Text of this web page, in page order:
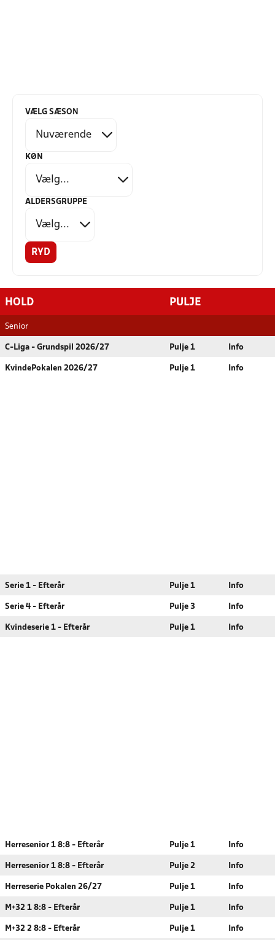
VÆLG SÆSON
KØN
ALDERSGRUPPE
RYD
HOLD PULJE
Senior
C-Liga - Grundspil 2026/27 Pulje 1 Info
KvindePokalen 2026/27 Pulje 1 Info
Serie 1 - Efterår Pulje 1 Info
Serie 4 - Efterår Pulje 3 Info
Kvindeserie 1 - Efterår Pulje 1 Info
Herresenior 1 8:8 - Efterår Pulje 1 Info
Herresenior 1 8:8 - Efterår Pulje 2 Info
Herreserie Pokalen 26/27 Pulje 1 Info
M+32 1 8:8 - Efterår Pulje 1 Info
M+32 2 8:8 - Efterår Pulje 1 Info